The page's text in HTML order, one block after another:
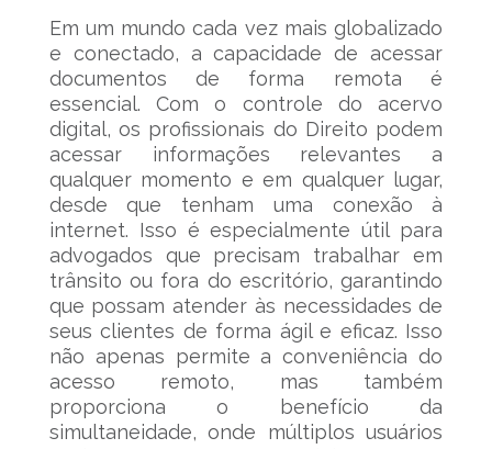
Em um mundo cada vez mais globalizado
e conectado, a capacidade de acessar
documentos de forma remota é
essencial. Com o controle do acervo
digital, os profissionais do Direito podem
acessar informações relevantes a
qualquer momento e em qualquer lugar,
desde que tenham uma conexão à
internet. Isso é especialmente útil para
advogados que precisam trabalhar em
trânsito ou fora do escritório, garantindo
que possam atender às necessidades de
seus clientes de forma ágil e eficaz. Isso
não apenas permite a conveniência do
acesso remoto, mas também
proporciona o benefício da
simultaneidade, onde múltiplos usuários